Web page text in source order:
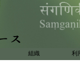
組織 利
。勤觀擇レ心能知
伏其心 名
禪
般若 一。今文博附
同小異。問。文語
竟。佛問
乃以 此文
答佛。